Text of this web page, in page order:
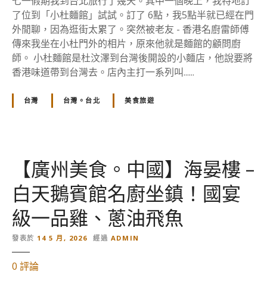
了位到「小杜麵館」試試。訂了 6點，我5點半就已經在門
外閒聊，因為逛街太累了。突然被老友 - 香港名廚雷師傅
傳來我坐在小杜門外的相片，原來他就是麵館的顧問廚
師。 小杜麵館是杜汶澤到台灣後開設的小麵店，他說要將
香港味道帶到台灣去。店內主打一系列叫......
台灣 台灣。台北 美食旅遊
【廣州美食。中國】海晏樓 –
白天鵝賓館名廚坐鎮！國宴
級一品雞、蔥油飛魚
發表於 14 5 月, 2026 經過 ADMIN
0 對
評論